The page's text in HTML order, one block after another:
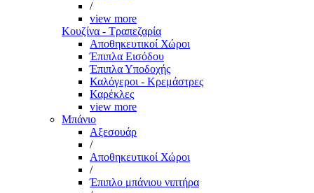
/
view more
Κουζίνα - Τραπεζαρία
Αποθηκευτικοί Χώροι
Έπιπλα Εισόδου
Έπιπλα Υποδοχής
Καλόγεροι - Κρεμάστρες
Καρέκλες
view more
Μπάνιο
Αξεσουάρ
/
Αποθηκευτικοί Χώροι
/
Έπιπλο μπάνιου νιπτήρα